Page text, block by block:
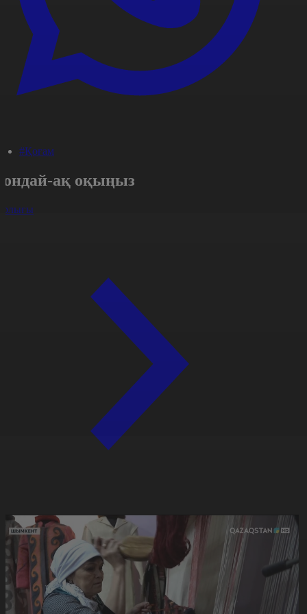
#Қоғам
ақ оқыңыз